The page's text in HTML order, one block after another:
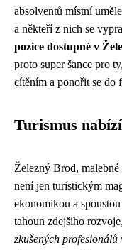
absolventů místní
a někteří z nich se
pozice dostupné v
proto super šance pro
cítěním a ponořit se do
Turismus
Železný Brod, malebné
není jen turistickým
ekonomikou a
tahoun zdejšího
zkušených profesionálů